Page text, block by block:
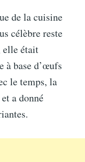
de la cuisine
célèbre reste
elle était
à base d’œufs
le temps, la
a donné